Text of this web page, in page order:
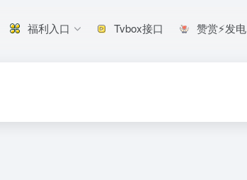
福利入口 Tvbox接口 赞赏⚡发电